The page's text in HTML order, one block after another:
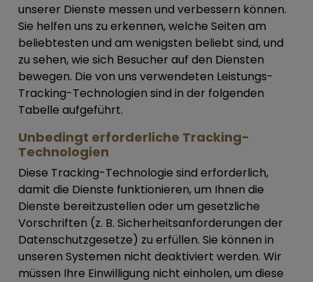
unserer Dienste messen und verbessern können.
Sie helfen uns zu erkennen, welche Seiten am
beliebtesten und am wenigsten beliebt sind, und
zu sehen, wie sich Besucher auf den Diensten
bewegen. Die von uns verwendeten Leistungs-
Tracking-Technologien sind in der folgenden
Tabelle aufgeführt.
Unbedingt erforderliche Tracking-
Technologien
Diese Tracking-Technologie sind erforderlich,
damit die Dienste funktionieren, um Ihnen die
Dienste bereitzustellen oder um gesetzliche
Vorschriften (z. B. Sicherheitsanforderungen der
Datenschutzgesetze) zu erfüllen. Sie können in
unseren Systemen nicht deaktiviert werden. Wir
müssen Ihre Einwilligung nicht einholen, um diese